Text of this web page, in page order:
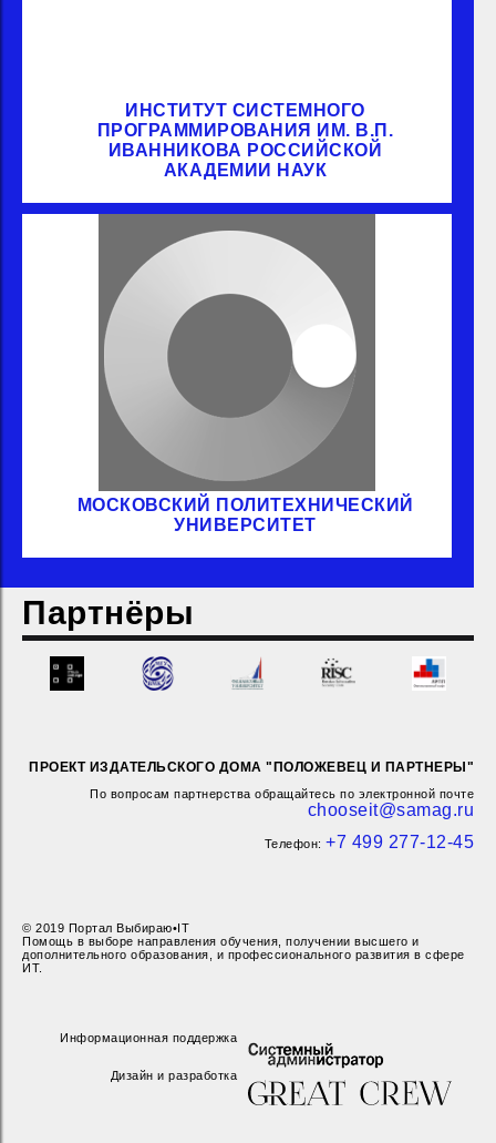
ИНСТИТУТ СИСТЕМНОГО
ПРОГРАММИРОВАНИЯ ИМ. В.П.
ИВАННИКОВА РОССИЙСКОЙ
АКАДЕМИИ НАУК
МОСКОВСКИЙ ПОЛИТЕХНИЧЕСКИЙ
УНИВЕРСИТЕТ
Партнёры
ПРОЕКТ ИЗДАТЕЛЬСКОГО ДОМА "ПОЛОЖЕВЕЦ И ПАРТНЕРЫ"
По вопросам партнерства обращайтесь по электронной почте
chooseit@samag.ru
Телефон: +7 499 277-12-45
© 2019 Портал Выбираю•IT
Помощь в выборе направления обучения, получении высшего и
дополнительного образования, и профессионального развития в сфере
ИТ.
Информационная поддержка
Дизайн и разработка